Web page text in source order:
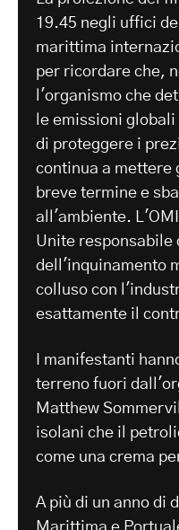
19.45 negli uffici
marittima
per ricordare che,
l'organismo che
le emissioni
di proteggere i
continua a mettere
breve termine e
all'ambiente.
Unite responsabile
dell'inquinamento
colluso con
esattamente il
I manifestanti
terreno fuori
Matthew
isolani che il
come una crema
A più di un anno di